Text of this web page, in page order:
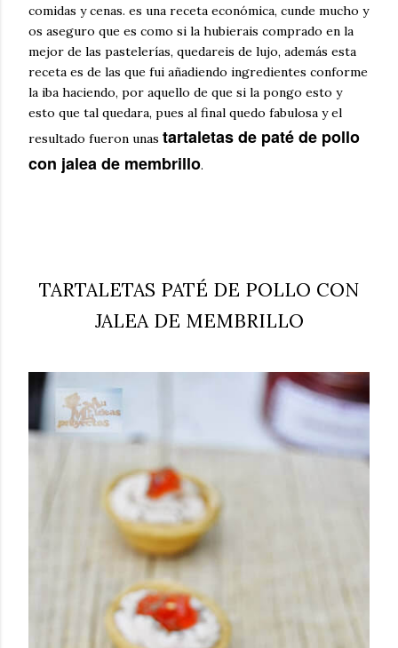
comidas y cenas. es una receta económica, cunde mucho y
os aseguro que es como si la hubierais comprado en la
mejor de las pastelerías, quedareis de lujo, además esta
receta es de las que fui añadiendo ingredientes conforme
la iba haciendo, por aquello de que si la pongo esto y
esto que tal quedara, pues al final quedo fabulosa y el
resultado fueron unas tartaletas de paté de pollo
con jalea de membrillo.
TARTALETAS PATÉ DE POLLO CON
JALEA DE MEMBRILLO